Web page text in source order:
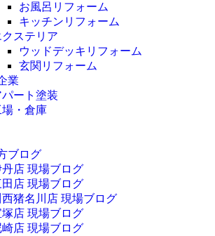
お風呂リフォーム
キッチンリフォーム
クステリア
ウッドデッキリフォーム
玄関リフォーム
業
パート塗装
場・倉庫
ブログ
丹店 現場ブログ
田店 現場ブログ
西猪名川店 現場ブログ
塚店 現場ブログ
崎店 現場ブログ